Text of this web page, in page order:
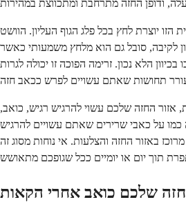
הזו יוצרת לחץ בכל פלג הגוף העליון. הוושט
לקיבה, סובל גם הוא מלחץ משמעותי כאשר
הלא נכון. זרימה הפוכה זו יכולה לגרות
אזור החזה שלכם עשוי להרגיש רגיש, כואב,
כמו על כאבי שרירים שאתם עשויים להרגיש
באזור החזה והצלעות. אי נוחות מסוג זה